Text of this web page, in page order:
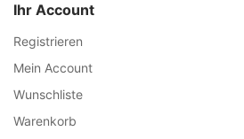
Ihr Account
Registrieren
Mein Account
Wunschliste
Warenkorb